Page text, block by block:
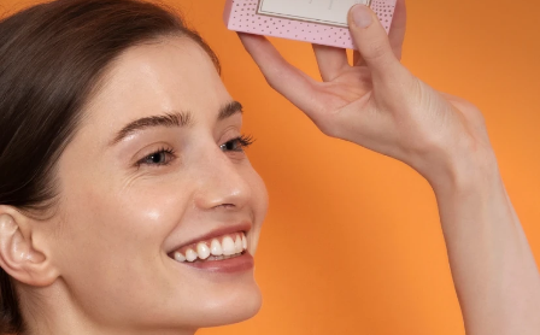
Se connecter
Profil de l'utilisateur
Mes appareils
Mes commandes
Mes adresses
Mes abonnements
NOUVEAU
FAQ™ Pure Beauty-Tech Elixir
BREAKING NEWS
issa™ Teeth Whitening Set
Langue
English Deutsch
Español
Français
Italiano
Português
Polski
Svenska
Türkçe
简体中文